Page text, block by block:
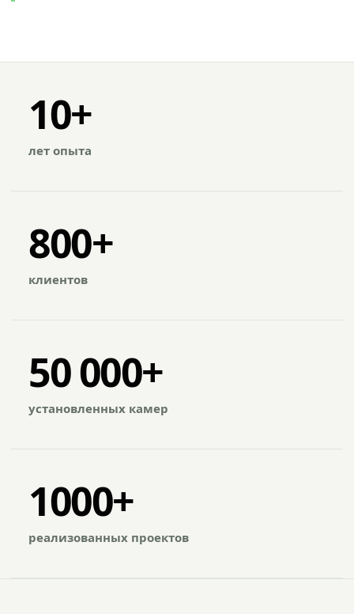
10+
лет опыта
800+
клиентов
50 000+
установленных камер
1000+
реализованных проектов